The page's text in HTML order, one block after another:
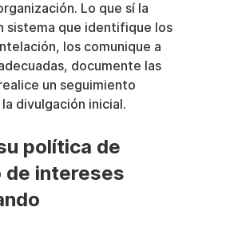
Lo que sí la
sistema que identifique los
los comunique a
documente las
un seguimiento
divulgación inicial.
política de
intereses